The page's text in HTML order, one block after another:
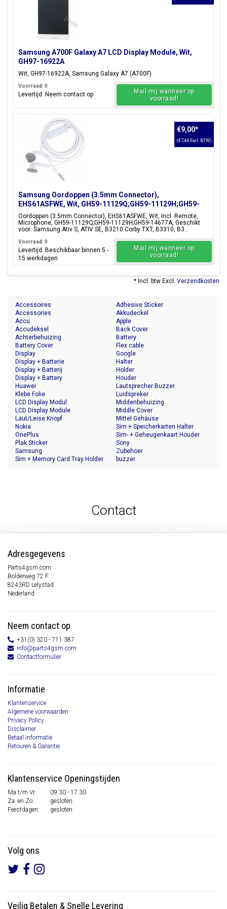
Zoek je een ander model binnen de Galaxy A serie? Wij hebben
ons assortiment.
Samsung A700F Galaxy A7 LCD Display Module, Wit,
GH97-16922A
Wit, GH97-16922A, Samsung Galaxy A7 (A700F)
Voorraad: 0
Levertijd: Neem contact op
Mail mij wanneer op
voorraad!
Samsung Oordoppen (3.5mm Connector),
EHS61ASFWE, Wit, GH59-11129Q;GH59-11129H;GH59-
14677A
Oordoppen (3.5mm Connector), EHS61ASFWE, Wit, Incl. Remote,
Microphone, GH59-11129Q;GH59-11129H;GH59-14677A, Geschikt
voor: Samsung Ativ S, ATIV SE, B3210 Corby TXT, B3310, B3...
€9,00*
(€7,44 Excl. BTW)
Voorraad: 0
Levertijd: Beschikbaar binnen 5 -
15 werkdagen
Mail mij wanneer op
voorraad!
* Incl. btw Excl. Verzendkosten
Accessoires
Accessories
Accu
Accudeksel
Achterbehuizing
Adhesive Sticker
Akkudeckel
Apple
Back Cover
Battery
Battery Cover
Display
Display + Batterie
Display + Batterij
Display + Battery
Flex cable
Google
Halter
Holder
Houder
Huawei
Klebe Folie
LCD Display Modul
LCD Display Module
Laut/Leise Knopf
Lautsprecher Buzzer
Luidspreker
Middenbehuizing
Middle Cover
Mittel Gehäuse
Nokia
OnePlus
Plak Sticker
Samsung
Sim + Memory Card Tray Holder
Sim + Speicherkarten Halter
Sim- + Geheugenkaart Houder
Sony
Zubehoer
buzzer
Contact
Adresgegevens
Parts4gsm.com
Bolderweg 72 F
8243RD Lelystad
Nederland
Neem contact op
+31(0) 320 - 711 387
info@parts4gsm.com
Contactformulier
Informatie
Klantenservice
Algemene voorwaarden
Privacy Policy
Disclaimer
Betaal informatie
Retouren & Garantie
Klantenservice Openingstijden
Ma t/m Vr.
09:30 - 17:30
Za. en Zo.
gesloten
Feestdagen:
gesloten
Volg ons
Veilig Betalen & Snelle Levering